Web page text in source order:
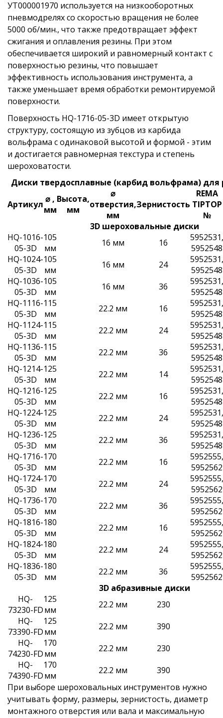
УТ000001970 используется на низкооборотных
пневмодрелях со скоростью вращения не более
5000 об/мин., что также предотвращает эффект
сжигания и оплавления резины. При этом
обеспечивается широкий и равномерный контакт с
поверхностью резины, что повышает
эффективность использования инструмента, а
также уменьшает время обработки ремонтируемой
поверхности.
Поверхность HQ-1716-05-3D имеет открытую
структуру, состоящую из зубцов из карбида
вольфрама с одинаковой высотой и формой - этим
и достигается равномерная текстура и степень
шероховатости.
Диски твердосплавные (карбид вольфрама)
Артикул ⌀ ,
мм
Высота,
мм
⌀
отверстия,
мм
Зернистость
REMA
TIPTOP
№
3D шероховальные диски
HQ-1016-
05-3D
105
мм
16 мм 16
5952531,
5952548
HQ-1024-
05-3D
105
мм
16 мм 24
5952531,
5952548
HQ-1036-
05-3D
105
мм
16 мм 36
5952531,
5952548
HQ-1116-
05-3D
115
мм
22.2 мм 16
5952531,
5952548
HQ-1124-
05-3D
115
мм
22.2 мм 24
5952531,
5952548
HQ-1136-
05-3D
115
мм
22.2 мм 36
5952531,
5952548
HQ-1214-
05-3D
125
мм
22.2 мм 14
5952531,
5952548
HQ-1216-
05-3D
125
мм
22.2 мм 16
5952531,
5952548
HQ-1224-
05-3D
125
мм
22.2 мм 24
5952531,
5952548
HQ-1236-
05-3D
125
мм
22.2 мм 36
5952531,
5952548
HQ-1716-
05-3D
170
мм
22.2 мм 16
5952555,
5952562
HQ-1724-
05-3D
170
мм
22.2 мм 24
5952555,
5952562
HQ-1736-
05-3D
170
мм
22.2 мм 36
5952555,
5952562
HQ-1816-
05-3D
180
мм
22.2 мм 16
5952555,
5952562
HQ-1824-
05-3D
180
мм
22.2 мм 24
5952555,
5952562
HQ-1836-
05-3D
180
мм
22.2 мм 36
5952555,
5952562
3D абразивные диски
HQ-
73230-FD
125
мм
22.2 мм
230
HQ-
73390-FD
125
мм
22.2 мм
390
HQ-
74230-FD
170
мм
22.2 мм
230
HQ-
74390-FD
170
мм
22.2 мм
390
При выборе шероховальных инструментов нужно
учитывать форму, размеры, зернистость, диаметр
монтажного отверстия или вала и максимальную